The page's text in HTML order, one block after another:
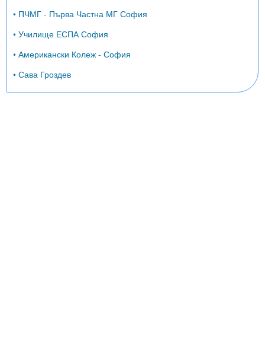
• ПЧМГ - Първа Частна МГ София
• Училище ЕСПА София
• Американски Колеж - София
• Сава Гроздев